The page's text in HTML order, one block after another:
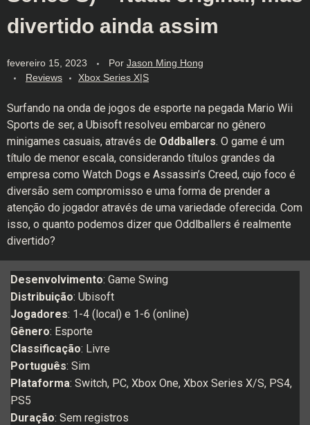
divertido ainda assim
fevereiro 15, 2023 Por Jason Ming Hong
Reviews
Xbox Series X|S
Surfando na onda de jogos de esporte na pegada Mario Wii
Sports de ser, a Ubisoft resolveu embarcar no gênero
minigames casuais, através de Oddballers. O game é um
título de menor escala, considerando títulos grandes da
empresa como Watch Dogs e Assassin’s Creed, cujo foco é
diversão sem compromisso e uma forma de prender a
atenção do jogador através de uma variedade oferecida. Com
isso, o quanto podemos dizer que Oddlballers é realmente
divertido?
Desenvolvimento: Game Swing
Distribuição: Ubisoft
Jogadores: 1-4 (local) e 1-6 (online)
Gênero: Esporte
Classificação: Livre
Português: Sim
Plataforma: Switch, PC, Xbox One, Xbox Series X/S, PS4,
PS5
Duração: Sem registros